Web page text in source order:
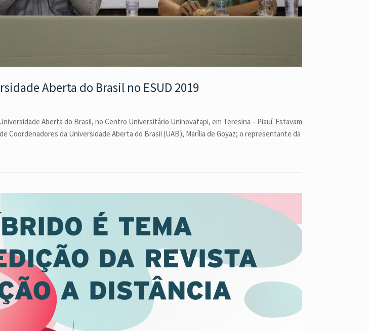
Aberta do Brasil no ESUD 2019
Aberta do Brasil, no Centro Universitário Uninovafapi, em Teresina – Piauí. Estavam
Coordenadores da Universidade Aberta do Brasil (UAB), Marília de Goyaz; o representante da